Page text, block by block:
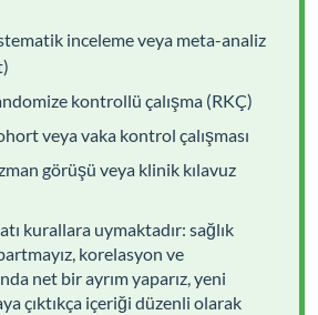
inceleme veya meta-analiz
kontrollü çalışma (RKÇ)
veya vaka kontrol çalışması
görüşü veya klinik kılavuz
kurallara uymaktadır: sağlık
korelasyon ve
net bir ayrım yaparız, yeni
çıktıkça içeriği düzenli olarak